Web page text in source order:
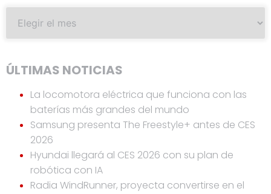
ÚLTIMAS NOTICIAS
La locomotora eléctrica que funciona con las
baterías más grandes del mundo
Samsung presenta The Freestyle+ antes de CES
2026
Hyundai llegará al CES 2026 con su plan de
robótica con IA
Radia WindRunner, proyecta convertirse en el